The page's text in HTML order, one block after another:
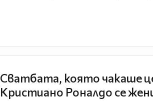
Сватбата, която чакаше
Кристиано Роналдо се